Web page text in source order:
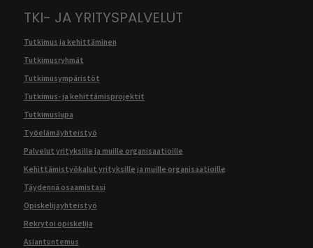
TKI- JA YRITYSPALVELUT
Tutkimus ja kehittäminen
Tutkimusryhmät
Tutkimusympäristöt
Tutkimus- ja kehittämisprojektit
Tutkimuslupa
Työelämäyhteistyö
Palvelut yrityksille ja muille organisaatioille
Kehittämistyökalut yrityksille ja muille organisaatioille
Täydennä osaamistasi
Opiskelijayhteistyö
Rekrytoi opiskelija
Asiantuntemus